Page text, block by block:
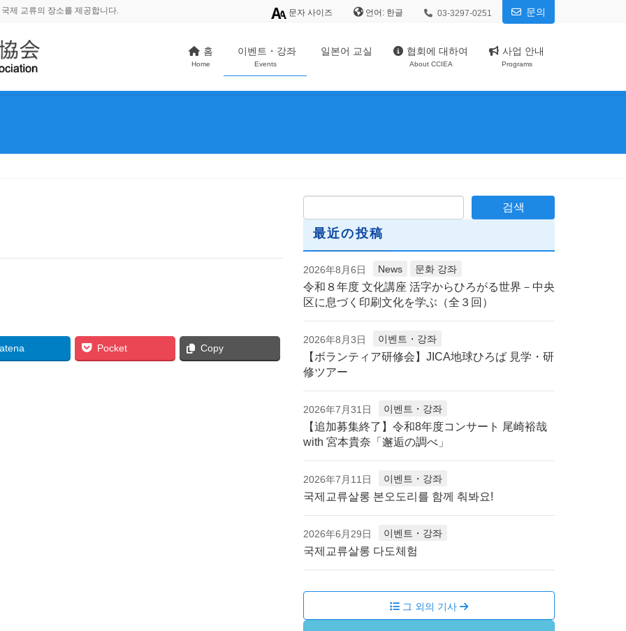
제 교류의 장소를 제공합니다. 문자 사이즈 언어: 03-3297-0251 문의
홈
Home
이벤트・강좌
Events
일본어 교실 협회에 대하여
About CCIEA
사업 안내
Programs
Pocket Copy
最近の投稿
2026年8月6日 News 문화 강좌
令和８年度 文化講座 活字からひろがる世界－中央
区に息づく印刷文化を学ぶ（全３回）
2026年8月3日 이벤트・강좌
【ボランティア研修会】JICA地球ひろば 見学・研
修ツアー
2026年7月31日 이벤트・강좌
【追加募集終了】令和8年度コンサート 尾崎裕哉
with 宮本貴奈「邂逅の調べ」
2026年7月11日 이벤트・강좌
국제교류살롱 본오도리를 함께 춰봐요!
2026年6月29日 이벤트・강좌
국제교류살롱 다도체험
그 외의 기사